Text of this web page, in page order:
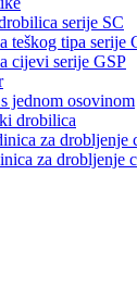
serije SC
teškog tipa serije
cijevi serije GSP
jednom osovinom
drobilica
za drobljenje
za drobljenje